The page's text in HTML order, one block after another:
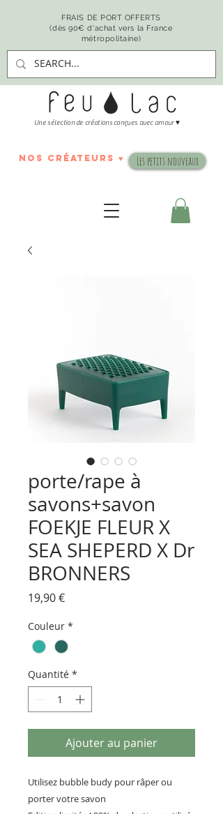
Une sélection de créations conçues avec amour♥
FRAIS DE PORT OFFERTS
(dès 90€ d'achat vers la France
métropolitaine)
nos créateurs ♥ Les petits nouveaux
porte/rape à
savons+savon
FOEKJE FLEUR X
SEA SHEPERD X Dr
BRONNERS
19,90 €Prix
Couleur *
Quantité *
Ajouter au panier
Utilisez bubble budy pour râper ou
porter votre savon